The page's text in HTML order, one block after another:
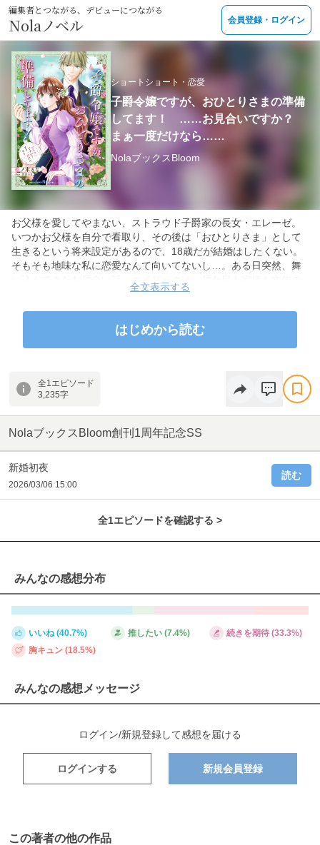
編集者とつながる、デビューにつながる
Nolaノベル 会員登録・ログイン
ショートショート・恋愛
子爵令嬢ですが、おひとりさまの準備
してます！ ……お見合いですか？
まぁ一度だけなら……
NolaブックスBloom
お父様を愛してやまない、ストラウド子爵家の長女・エレーゼ。
いつかお父様を自分で看取り、その後は「おひとりさま」として
生きるという将来設定があるので、18歳だが結婚はしたくない。
そもそも地味な私に恋愛なんて向いてないし…。ある日突然、舞
い込んできたお見合い話。エイリークは、見た目も家柄も文句の
つけようのない相手だが、今までことごとくお見合い相手に断ら
著：松ノ木るな
本編はこちら
全文表示する
はじめから読む
全1エピソード
3,235字
NolaブックスBloom創刊1周年記念SS
新婚初夜
2026/03/06 15:00
読む
全1エピソードを確認する >
みんなの感想分布
いいね (40.7%) 推したい (7.4%)
続きを期待 (33.3%)
胸キュン (18.5%)
みんなの感想メッセージ
ログイン/新規登録して感想を届ける
ログインする 新規会員登録
この著者の他の作品